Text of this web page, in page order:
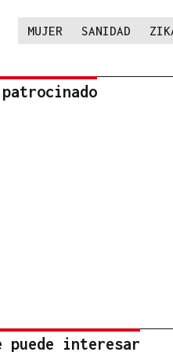
MUJER SANIDAD
puede interesar